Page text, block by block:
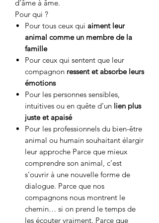
d’âme à âme.
Pour qui ?
Pour tous ceux qui aiment leur
animal comme un membre de la
famille
Pour ceux qui sentent que leur
compagnon ressent et absorbe leurs
émotions
Pour les personnes sensibles,
intuitives ou en quête d’un lien plus
juste et apaisé
Pour les professionnels du bien-être
animal ou humain souhaitant élargir
leur approche Parce que mieux
comprendre son animal, c’est
s’ouvrir à une nouvelle forme de
dialogue. Parce que nos
compagnons nous montrent le
chemin… si on prend le temps de
les écouter vraiment. Parce que